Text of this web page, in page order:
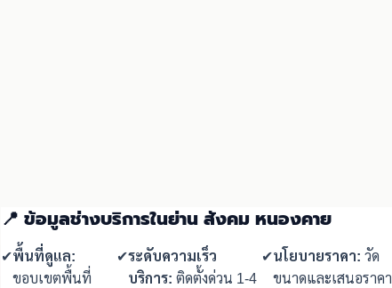
📍 ข้อมูลช่างบริการในย่าน สังคม หนองคาย
✔พื้นที่ดูแล:
ขอบเขตพื้นที่
✔ระดับความเร็ว
บริการ: ติดตั้งด่วน 1-4
✔นโยบายราคา: วัด
ขนาดและเสนอราคา